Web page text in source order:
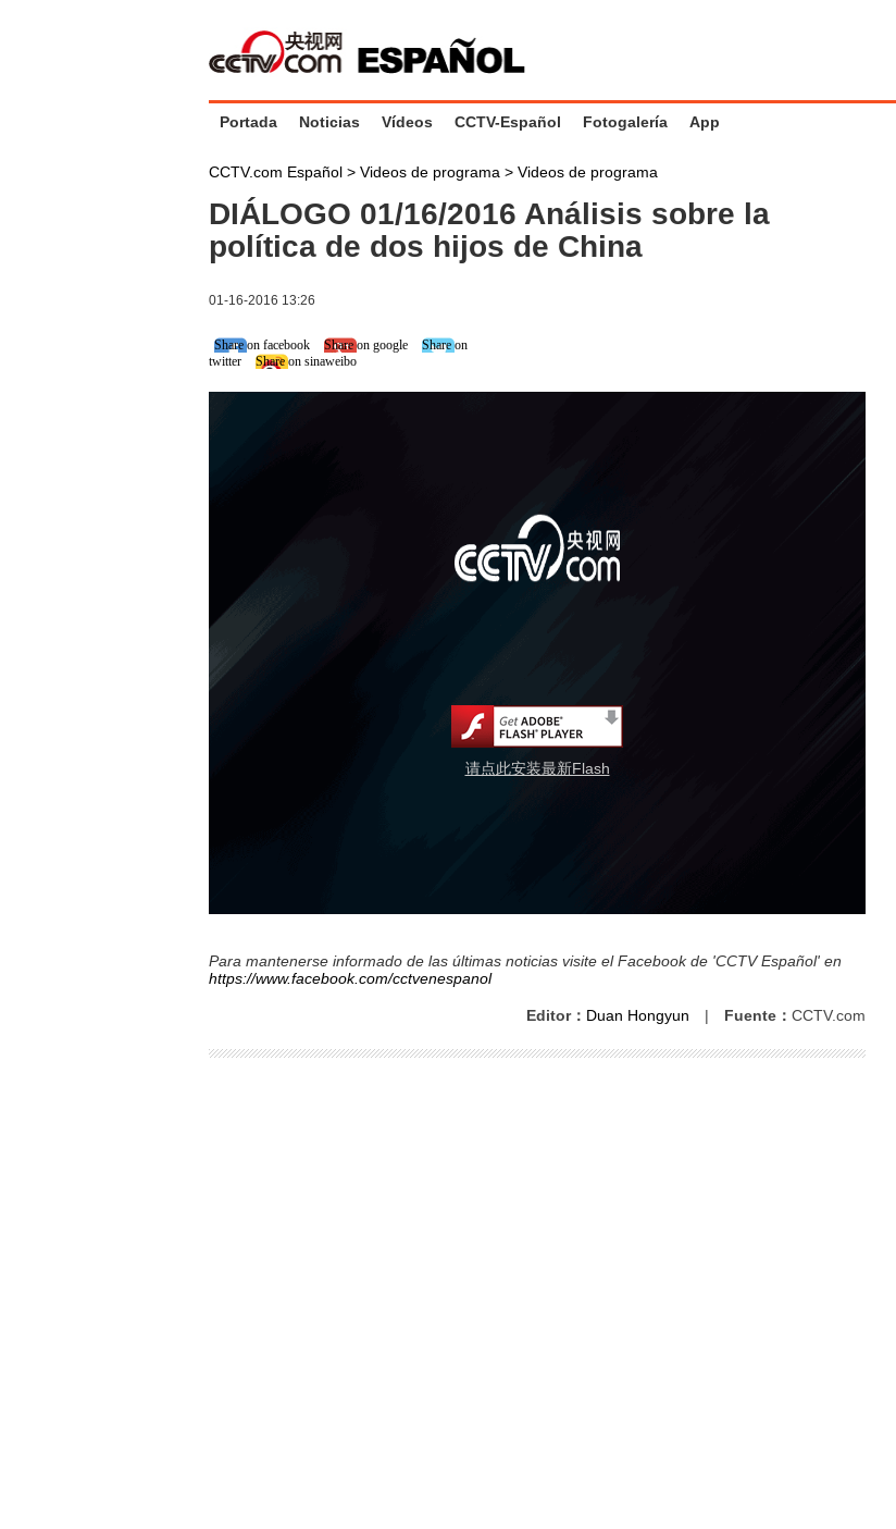
Portada Noticias Vídeos CCTV-Español Fotogalería App
CCTV.com Español > Videos de programa > Videos de programa
DIÁLOGO 01/16/2016 Análisis sobre la
política de dos hijos de China
01-16-2016 13:26
Share on facebook Share on google
Share on
twitter
Share on sinaweibo
请点此安装最新Flash
Para mantenerse informado de las últimas noticias visite el Facebook de 'CCTV Español' en
https://www.facebook.com/cctvenespanol
Editor： Duan Hongyun | Fuente： CCTV.com